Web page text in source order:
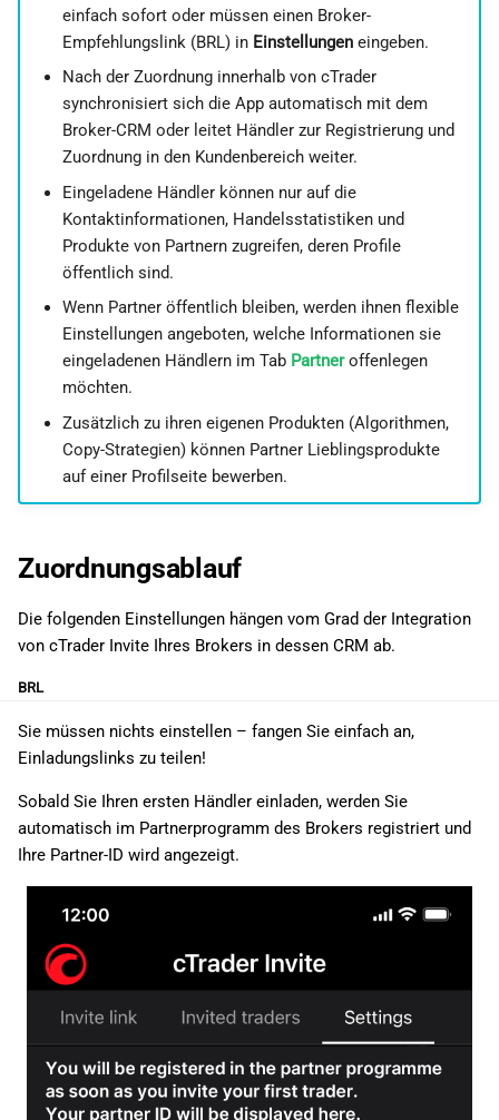
einfach sofort oder müssen einen Broker-
Empfehlungslink (BRL) in Einstellungen eingeben.
Nach der Zuordnung innerhalb von cTrader
synchronisiert sich die App automatisch mit dem
Broker-CRM oder leitet Händler zur Registrierung und
Zuordnung in den Kundenbereich weiter.
Eingeladene Händler können nur auf die
Kontaktinformationen, Handelsstatistiken und
Produkte von Partnern zugreifen, deren Profile
öffentlich sind.
Wenn Partner öffentlich bleiben, werden ihnen flexible
Einstellungen angeboten, welche Informationen sie
eingeladenen Händlern im Tab Partneroffenlegen
möchten.
Zusätzlich zu ihren eigenen Produkten (Algorithmen,
Copy-Strategien) können Partner Lieblingsprodukte
auf einer Profilseite bewerben.
Zuordnungsablauf
Die folgenden Einstellungen hängen vom Grad der Integration
von cTrader Invite Ihres Brokers in dessen CRM ab.
BRL
Sie müssen nichts einstellen – fangen Sie einfach an,
Einladungslinks zu teilen!
Sobald Sie Ihren ersten Händler einladen, werden Sie
automatisch im Partnerprogramm des Brokers registriert und
Ihre Partner-ID wird angezeigt.